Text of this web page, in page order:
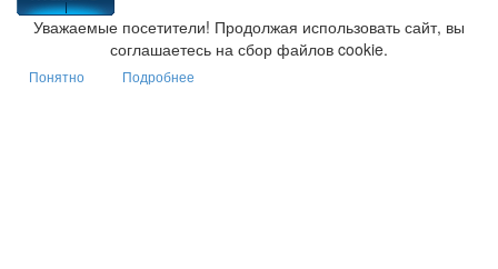
Уважаемые посетители! Продолжая использовать сайт, вы
соглашаетесь на сбор файлов cookie.
Понятно Подробнее